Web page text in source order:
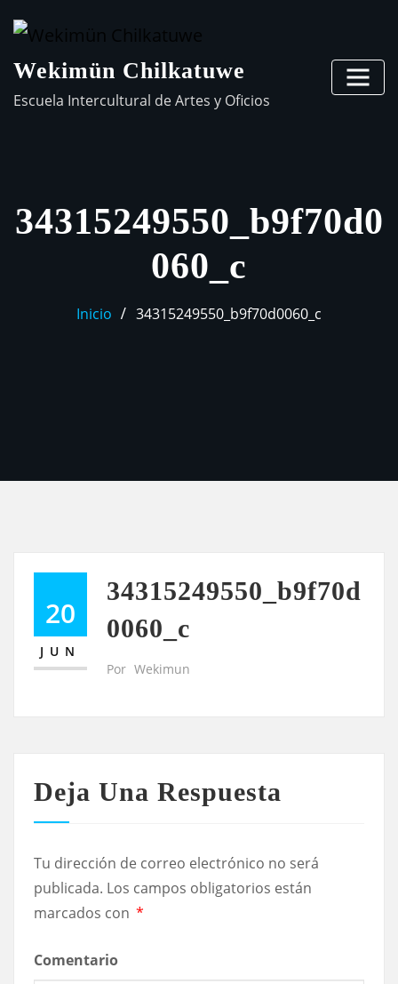
Wekimün Chilkatuwe
Escuela Intercultural de Artes y Oficios
34315249550_b9f70d0
060_c
Inicio 34315249550_b9f70d0060_c
20
JUN
34315249550_b9f70d
0060_c
Por Wekimun
Deja Una Respuesta
Tu dirección de correo electrónico no será
publicada. Los campos obligatorios están
marcados con *
Comentario